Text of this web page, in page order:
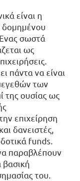
είναι η
δομημένου
Ένας σωστά
ως
πάντα να είναι
των
της ουσίας ως
επιχείρηση
δανειστές,
funds.
παραβλέπουν
βασική
του.